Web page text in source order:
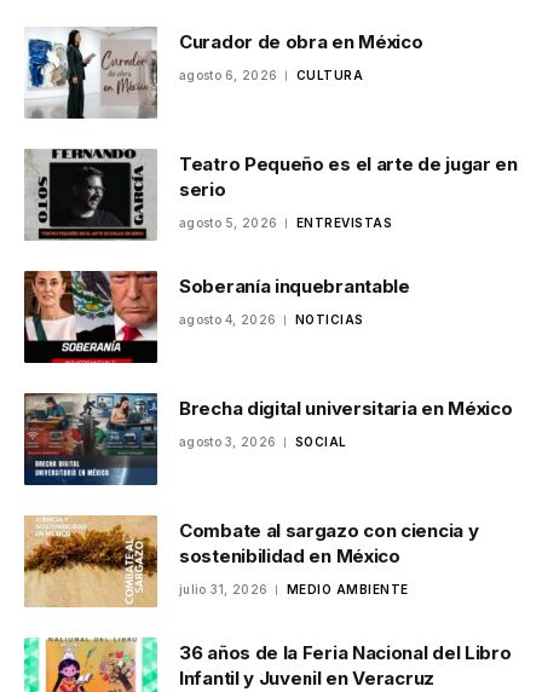
Curador de obra en México
agosto 6, 2026 CULTURA
Teatro Pequeño es el arte de jugar en
serio
agosto 5, 2026 ENTREVISTAS
Soberanía inquebrantable
agosto 4, 2026 NOTICIAS
Brecha digital universitaria en México
agosto 3, 2026 SOCIAL
Combate al sargazo con ciencia y
sostenibilidad en México
julio 31, 2026 MEDIO AMBIENTE
36 años de la Feria Nacional del Libro
Infantil y Juvenil en Veracruz